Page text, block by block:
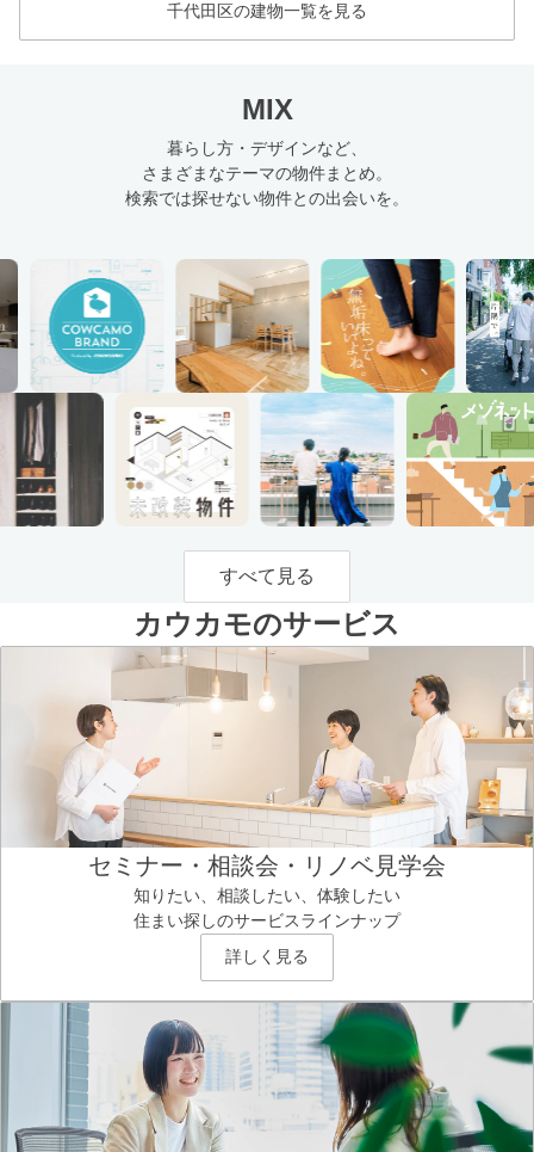
千代田区の建物一覧を見る
MIX
暮らし方・デザインなど、
さまざまなテーマの物件まとめ。
検索では探せない物件との出会いを。
すべて見る
カウカモのサービス
セミナー・相談会・リノベ見学会
知りたい、相談したい、体験したい
住まい探しのサービスラインナップ
詳しく見る